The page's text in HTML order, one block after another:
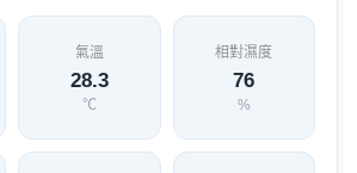
氣溫
28.3
℃
相對濕度
76
%